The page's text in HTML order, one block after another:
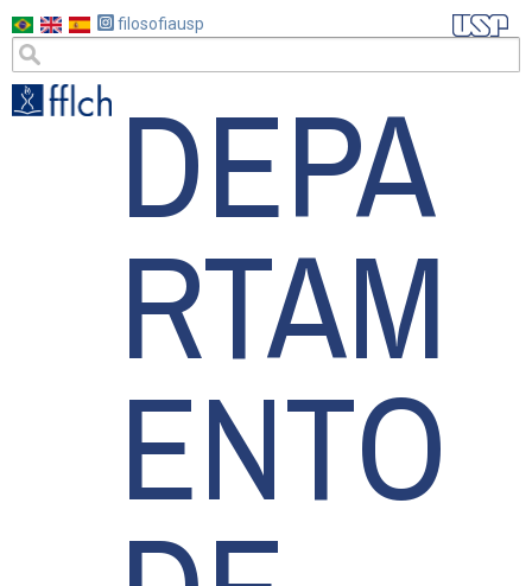
para
conteúdo
principal
filosofiausp
DEPA
RTAM
ENTO